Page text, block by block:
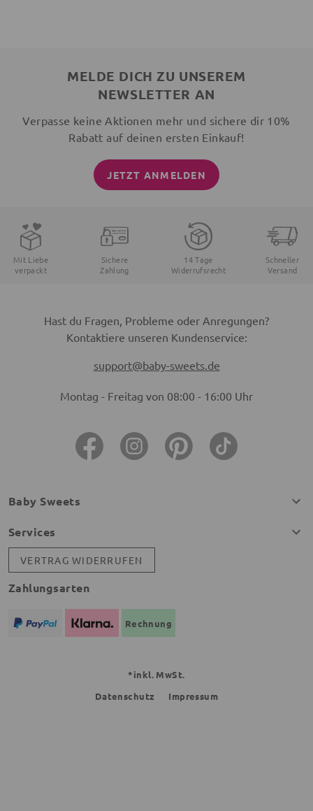
MELDE DICH ZU UNSEREM
NEWSLETTER AN
Verpasse keine Aktionen mehr und sichere dir 10%
Rabatt auf deinen ersten Einkauf!
JETZT ANMELDEN
Mit Liebe
verpackt
Sichere
Zahlung
14 Tage
Widerrufsrecht
Schneller
Versand
Hast du Fragen, Probleme oder Anregungen?
Kontaktiere unseren Kundenservice:
support@baby-sweets.de
Montag - Freitag von 08:00 - 16:00 Uhr
Baby Sweets
Services
VERTRAG WIDERRUFEN
Zahlungsarten
Rechnung
*inkl. MwSt.
Datenschutz
Impressum